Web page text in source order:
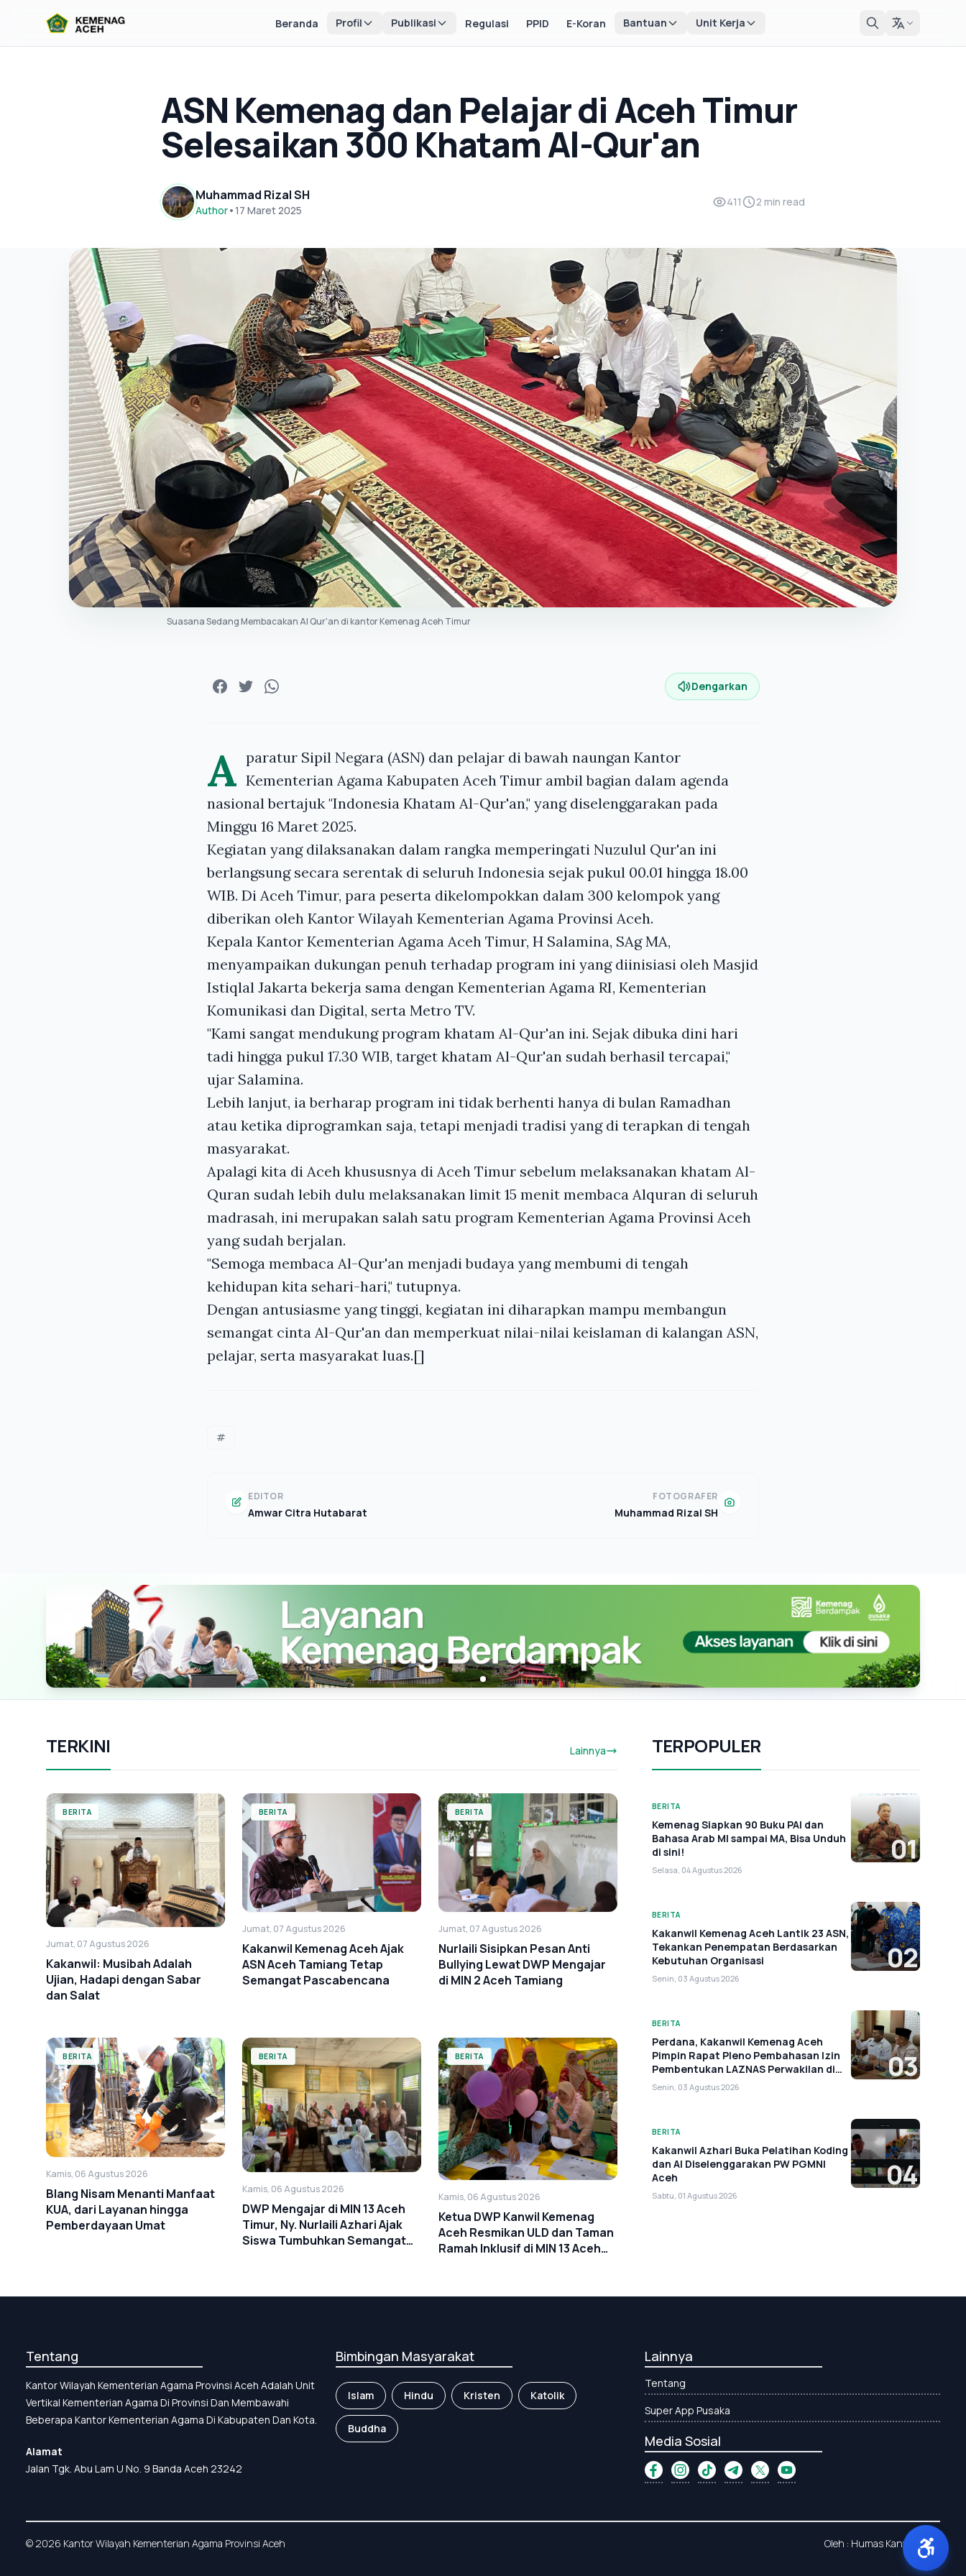
Beranda Profil Publikasi Regulasi PPID E-Koran Bantuan Unit Kerja
ASN Kemenag dan Pelajar di Aceh Timur
Selesaikan 300 Khatam Al-Qur'an
Muhammad Rizal SH
Author•17 Maret 2025
411 2 min read
Suasana Sedang Membacakan Al Qur'an di kantor Kemenag Aceh Timur
Dengarkan
A paratur Sipil Negara (ASN) dan pelajar di bawah naungan Kantor
Kementerian Agama Kabupaten Aceh Timur ambil bagian dalam agenda
nasional bertajuk "Indonesia Khatam Al-Qur'an," yang diselenggarakan pada
Minggu 16 Maret 2025.
Kegiatan yang dilaksanakan dalam rangka memperingati Nuzulul Qur'an ini
berlangsung secara serentak di seluruh Indonesia sejak pukul 00.01 hingga 18.00
WIB. Di Aceh Timur, para peserta dikelompokkan dalam 300 kelompok yang
diberikan oleh Kantor Wilayah Kementerian Agama Provinsi Aceh.
Kepala Kantor Kementerian Agama Aceh Timur, H Salamina, SAg MA,
menyampaikan dukungan penuh terhadap program ini yang diinisiasi oleh Masjid
Istiqlal Jakarta bekerja sama dengan Kementerian Agama RI, Kementerian
Komunikasi dan Digital, serta Metro TV.
"Kami sangat mendukung program khatam Al-Qur'an ini. Sejak dibuka dini hari
tadi hingga pukul 17.30 WIB, target khatam Al-Qur'an sudah berhasil tercapai,"
ujar Salamina.
Lebih lanjut, ia berharap program ini tidak berhenti hanya di bulan Ramadhan
atau ketika diprogramkan saja, tetapi menjadi tradisi yang di terapkan di tengah
masyarakat.
Apalagi kita di Aceh khususnya di Aceh Timur sebelum melaksanakan khatam Al-
Quran sudah lebih dulu melaksanakan limit 15 menit membaca Alquran di seluruh
madrasah, ini merupakan salah satu program Kementerian Agama Provinsi Aceh
yang sudah berjalan.
"Semoga membaca Al-Qur'an menjadi budaya yang membumi di tengah
kehidupan kita sehari-hari," tutupnya.
Dengan antusiasme yang tinggi, kegiatan ini diharapkan mampu membangun
semangat cinta Al-Qur'an dan memperkuat nilai-nilai keislaman di kalangan ASN,
pelajar, serta masyarakat luas.[]
#
EDITOR
Amwar Citra Hutabarat
FOTOGRAFER
Muhammad Rizal SH
TERKINI Lainnya
BERITA
Jumat, 07 Agustus 2026
Kakanwil: Musibah Adalah
Ujian, Hadapi dengan Sabar
dan Salat
BERITA
Jumat, 07 Agustus 2026
Kakanwil Kemenag Aceh Ajak
ASN Aceh Tamiang Tetap
Semangat Pascabencana
BERITA
Jumat, 07 Agustus 2026
Nurlaili Sisipkan Pesan Anti
Bullying Lewat DWP Mengajar
di MIN 2 Aceh Tamiang
BERITA
Kamis, 06 Agustus 2026
Blang Nisam Menanti Manfaat
KUA, dari Layanan hingga
Pemberdayaan Umat
BERITA
Kamis, 06 Agustus 2026
DWP Mengajar di MIN 13 Aceh
Timur, Ny. Nurlaili Azhari Ajak
Siswa Tumbuhkan Semangat
BERITA
Kamis, 06 Agustus 2026
Ketua DWP Kanwil Kemenag
Aceh Resmikan ULD dan Taman
Ramah Inklusif di MIN 13 Aceh
TERPOPULER
BERITA
Kemenag Siapkan 90 Buku PAI dan
Bahasa Arab MI sampai MA, Bisa Unduh
di sini!
Selasa, 04 Agustus 2026
01
BERITA
Kakanwil Kemenag Aceh Lantik 23 ASN,
Tekankan Penempatan Berdasarkan
Kebutuhan Organisasi
Senin, 03 Agustus 2026
02
BERITA
Perdana, Kakanwil Kemenag Aceh
Pimpin Rapat Pleno Pembahasan Izin
Pembentukan LAZNAS Perwakilan di
Aceh
Senin, 03 Agustus 2026
03
BERITA
Kakanwil Azhari Buka Pelatihan Koding
dan AI Diselenggarakan PW PGMNI
Aceh
Sabtu, 01 Agustus 2026
04
Tentang
Kantor Wilayah Kementerian Agama Provinsi Aceh Adalah Unit
Vertikal Kementerian Agama Di Provinsi Dan Membawahi
Beberapa Kantor Kementerian Agama Di Kabupaten Dan Kota.
Alamat
Jalan Tgk. Abu Lam U No. 9 Banda Aceh 23242
Bimbingan Masyarakat
Islam Hindu Kristen Katolik
Buddha
Lainnya
Tentang
Super App Pusaka
Media Sosial
© 2026 Kantor Wilayah Kementerian Agama Provinsi Aceh Oleh : Humas Kanwil Aceh